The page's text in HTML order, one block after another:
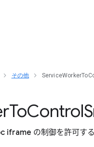
その他
ToControl
iframe の制御を許可する